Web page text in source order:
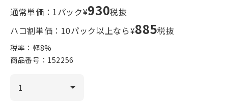
通常単価：1パック¥930税抜
ハコ割単価：10パック以上なら¥885税抜
税率：軽8%
商品番号： 152256